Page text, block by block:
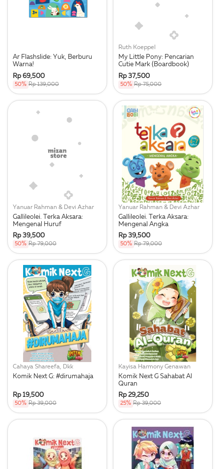
Ar Flashslide: Yuk, Berburu
Warna!
Rp 69,500
50% Rp 139,000
Ruth Koeppel
My Little Pony: Pencarian
Cutie Mark (Boardbook)
Rp 37,500
50% Rp 75,000
Yanuar Rahman & Devi Azhar
Gallileolei. Terka Aksara:
Mengenal Huruf
Rp 39,500
50% Rp 79,000
Yanuar Rahman & Devi Azhar
Gallileolei. Terka Aksara:
Mengenal Angka
Rp 39,500
50% Rp 79,000
Cahaya Shareefa, Dkk
Komik Next G: #dirumahaja
Rp 19,500
50% Rp 39,000
Kayisa Harmony Genawan
Komik Next G Sahabat Al
Quran
Rp 29,250
25% Rp 39,000